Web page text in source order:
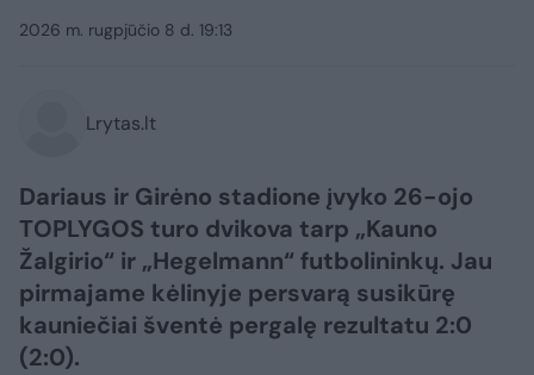
2026 m. rugpjūčio 8 d. 19:13
Lrytas.lt
Dariaus ir Girėno stadione įvyko 26-ojo
TOPLYGOS turo dvikova tarp „Kauno
Žalgirio“ ir „Hegelmann“ futbolininkų. Jau
pirmajame kėlinyje persvarą susikūrę
kauniečiai šventė pergalę rezultatu 2:0
(2:0).